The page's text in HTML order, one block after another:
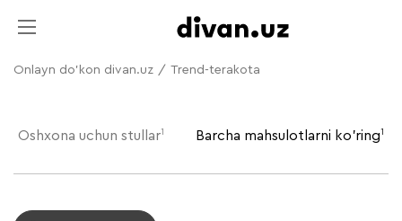
Onlayn do'kon divan.uz / Trend-terakota
Oshxona uchun stullar1 Barcha mahsulotlarni ko'ring1